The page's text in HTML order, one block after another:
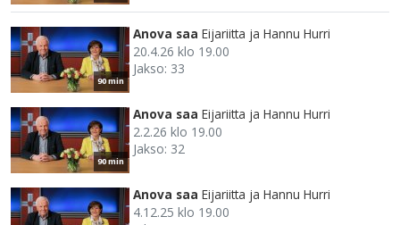
90 min
Anova saa Eijariitta ja Hannu Hurri
20.4.26 klo 19.00
Jakso: 33
90 min
Anova saa Eijariitta ja Hannu Hurri
2.2.26 klo 19.00
Jakso: 32
Anova saa Eijariitta ja Hannu Hurri
4.12.25 klo 19.00